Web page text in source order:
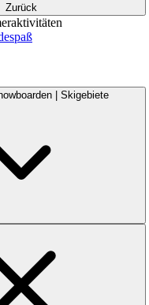
Zurück
| Skigebiete